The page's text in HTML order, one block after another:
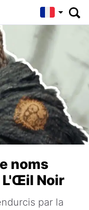
noms
L'Œil Noir
par la